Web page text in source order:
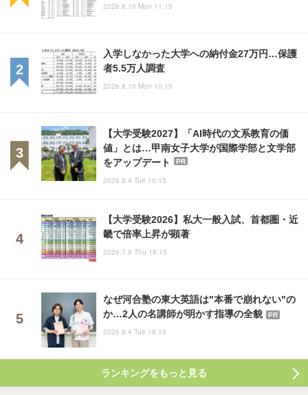
2026.8.10 Mon 11:15
入学しなかった大学への納付金27万円…保護
者5.5万人調査
2026.8.10 Mon 10:15
【大学受験2027】「AI時代の文系教育の価
値」とは…甲南女子大学が国際学部と文学部
をアップデート
PR
2026.8.4 Tue 10:15
【大学受験2026】私大一般入試、首都圏・近
畿で倍率上昇が顕著
2026.7.9 Thu 19:15
なぜ河合塾の東大英語は"本番で崩れない"の
か…2人の名講師が明かす指導の全貌
PR
2026.8.4 Tue 18:15
ランキングをもっと見る